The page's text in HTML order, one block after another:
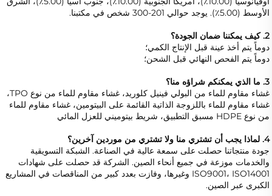
الأوسط (5.00٪). يوجد حوالي 201-300 شخص في مكتبنا.
2. كيف يمكننا ضمان الجودة؟
دوماً يتم أخذ عينة قبل الإنتاج الكمي؛
دوماً يتم الفحص النهائي قبل الشحن؛
3. ما الذي يمكنكم شراؤه منا؟
من نوع HDPE مسبق التطبيق، شريط بيتوميني للعزل المائي
4. لماذا يجب أن تشتري منا ولا تشتري من موردين آخرين؟
الكبرى عبر الصين.